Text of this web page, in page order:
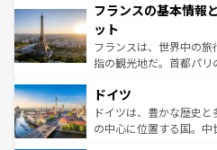
ませてくれるイタリアで
なお、新着のイタリア情
しい。
文化が根付くこの国では
れる闘牛、そして美味し
る。首都マドリードの
アートに溢れた街角から
せる。地方によって風土
ンテンツ一覧を参照して
フランスの基本情報
ット
フランスは、世界中の
指の観光地だ。首都パリ
で、幅広い魅力が詰まっ
聖堂、美しいビーチ、
から魅了する。また、
ドイツ
ドイツは、豊かな歴史
の中心に位置する国。